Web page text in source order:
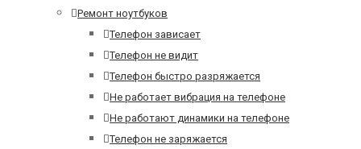
Ремонт ноутбуков
Телефон зависает
Телефон не видит
Телефон быстро разряжается
Не работает вибрация на телефоне
Не работают динамики на телефоне
Телефон не заряжается